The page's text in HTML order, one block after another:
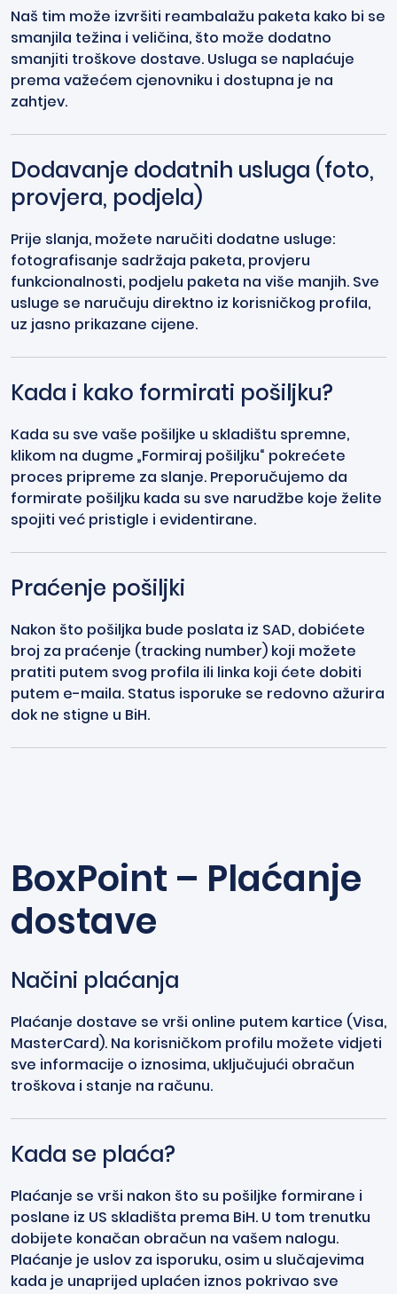
Naš tim može izvršiti reambalažu paketa kako bi se
smanjila težina i veličina, što može dodatno
smanjiti troškove dostave. Usluga se naplaćuje
prema važećem cjenovniku i dostupna je na
zahtjev.
Dodavanje dodatnih usluga (foto,
provjera, podjela)
Prije slanja, možete naručiti dodatne usluge:
fotografisanje sadržaja paketa, provjeru
funkcionalnosti, podjelu paketa na više manjih. Sve
usluge se naručuju direktno iz korisničkog profila,
uz jasno prikazane cijene.
Kada i kako formirati pošiljku?
Kada su sve vaše pošiljke u skladištu spremne,
klikom na dugme „Formiraj pošiljku“ pokrećete
proces pripreme za slanje. Preporučujemo da
formirate pošiljku kada su sve narudžbe koje želite
spojiti već pristigle i evidentirane.
Praćenje pošiljki
Nakon što pošiljka bude poslata iz SAD, dobićete
broj za praćenje (tracking number) koji možete
pratiti putem svog profila ili linka koji ćete dobiti
putem e-maila. Status isporuke se redovno ažurira
dok ne stigne u BiH.
BoxPoint – Plaćanje
dostave
Načini plaćanja
Plaćanje dostave se vrši online putem kartice (Visa,
MasterCard). Na korisničkom profilu možete vidjeti
sve informacije o iznosima, uključujući obračun
troškova i stanje na računu.
Kada se plaća?
Plaćanje se vrši nakon što su pošiljke formirane i
poslane iz US skladišta prema BiH. U tom trenutku
dobijete konačan obračun na vašem nalogu.
Plaćanje je uslov za isporuku, osim u slučajevima
kada je unaprijed uplaćen iznos pokrivao sve